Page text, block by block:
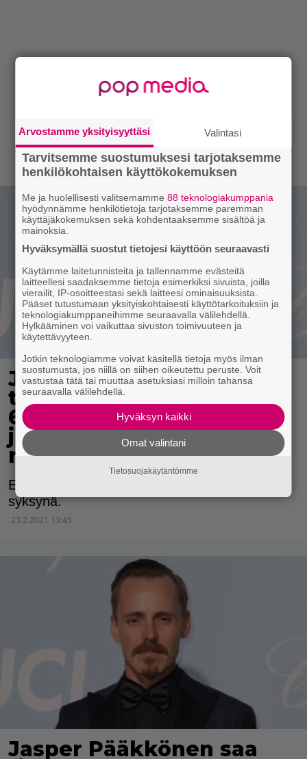
Jasper Pääkkösen
tähdittämästä Omerta
6/12 -elokuvasta
julkaistiin ensimmäinen
maistiainen
Elokuva julkaistaan näillä näkymin ensi
syksynä.
23.2.2021 13:45
Jasper Pääkkönen saa
Arvostamme yksityisyyttäsi Valintasi
Tarvitsemme suostumuksesi tarjotaksemme
henkilökohtaisen käyttökokemuksen
Me ja huolellisesti valitsemamme88 teknologiakumppania
hyödynnämme henkilötietoja tarjotaksemme paremman
käyttäjäkokemuksen sekä kohdentaaksemme sisältöä ja
mainoksia.
Hyväksymällä suostut tietojesi käyttöön seuraavasti
Käytämme laitetunnisteita ja tallennamme evästeitä
laitteellesi saadaksemme tietoja esimerkiksi sivuista, joilla
vierailit, IP-osoitteestasi sekä laitteesi ominaisuuksista.
Pääset tutustumaan yksityiskohtaisesti käyttötarkoituksiin ja
teknologiakumppaneihimme seuraavalla välilehdellä.
Hylkääminen voi vaikuttaa sivuston toimivuuteen ja
käytettävyyteen.
Jotkin teknologiamme voivat käsitellä tietoja myös ilman
suostumusta, jos niillä on siihen oikeutettu peruste. Voit
vastustaa tätä tai muuttaa asetuksiasi milloin tahansa
seuraavalla välilehdellä.
Hyväksyn kaikki
Omat valintani
Tietosuojakäytäntömme